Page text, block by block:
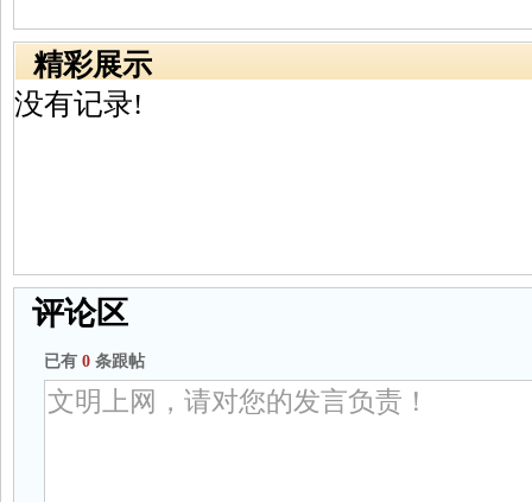
精彩展示
没有记录!
评论区
已有 0 条跟帖